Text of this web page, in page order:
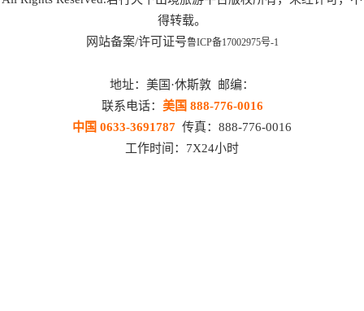
得转载。
网站备案/许可证号鲁ICP备17002975号-1
地址：美国·休斯敦 邮编：
联系电话： 美国 888-776-0016
中国 0633-3691787 传真：888-776-0016
工作时间：7X24小时